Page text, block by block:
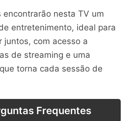
encontrarão nesta TV um
entretenimento, ideal para
juntos, com acesso a
de streaming e uma
torna cada sessão de
Frequentes